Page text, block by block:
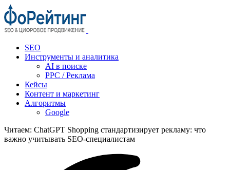
SEO
Инструменты и аналитика
AI в поиске
PPC / Реклама
Кейсы
Контент и маркетинг
Алгоритмы
Google
Читаем: ChatGPT Shopping стандартизирует рекламу: что
важно учитывать SEO‑специалистам